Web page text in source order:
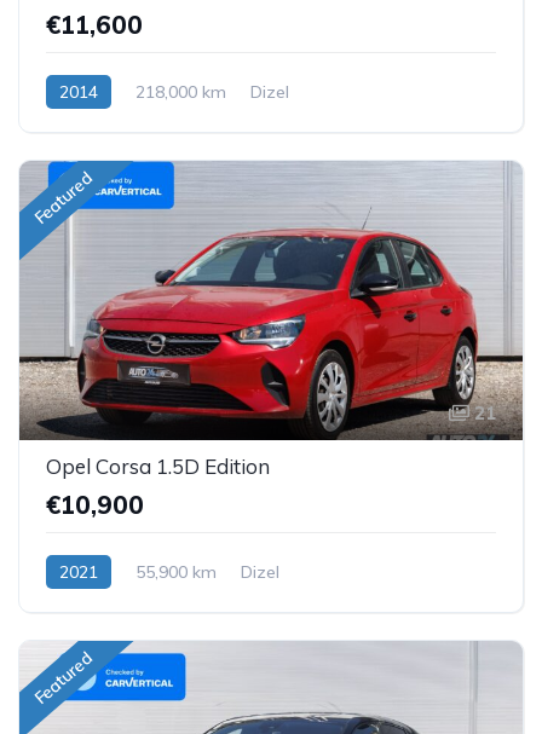
€11,600
2014 218,000 km Dizel
Featured
21
Opel Corsa 1.5D Edition
€10,900
2021 55,900 km Dizel
Featured